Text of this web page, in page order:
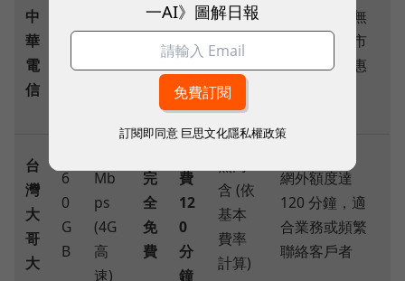
中
華
電
信
G
(4G
完
免
費
60
分
鐘
免費
75 分
鐘
網內升級為無
限制免費；市
話與網外優惠
台
灣
大
哥
大
6
0
G
B
Mb
ps
(4G
高
速)
完
全
免
費
費
12
0
分
鐘
含 (依
基本
費率
計算)
網外額度達
120 分鐘，適
合業務或頻繁
聯絡客戶者
一AI》圖解日報
訂閱即同意 巨思文化隱私權政策